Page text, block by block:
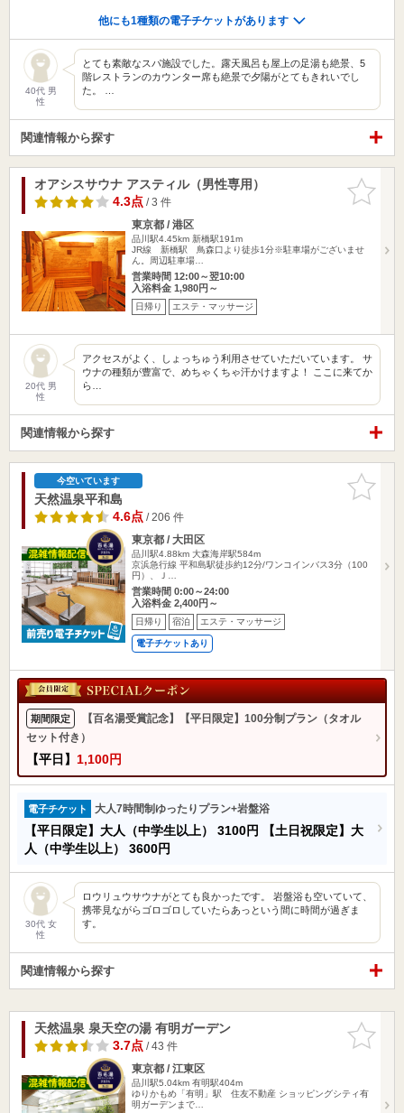
他にも1種類の電子チケットがあります
40代 男
性
とても素敵なスパ施設でした。露天風呂も屋上の足湯も絶景、5
階レストランのカウンター席も絶景で夕陽がとてもきれいでし
た。 …
関連情報から探す
お気に入
りに追加
オアシスサウナ アスティル（男性専用）
4.3点/ 3 件
東京都 / 港区
品川駅4.45km 新橋駅191m
JR線 新橋駅 鳥森口より徒歩1分※駐車場がございませ
ん。周辺駐車場…
営業時間 12:00～翌10:00
入浴料金 1,980円～
日帰り エステ・マッサージ
20代 男
性
アクセスがよく、しょっちゅう利用させていただいています。 サ
ウナの種類が豊富で、めちゃくちゃ汗かけますよ！ ここに来てか
ら…
関連情報から探す
お気に入
りに追加
今空いています
天然温泉平和島
4.6点/ 206 件
東京都 / 大田区
品川駅4.88km 大森海岸駅584m
京浜急行線 平和島駅徒歩約12分/ワンコインバス3分（100
円）、Ｊ…
営業時間 0:00～24:00
入浴料金 2,400円～
日帰り 宿泊 エステ・マッサージ
電子チケットあり
期間限定
【百名湯受賞記念】【平日限定】100分制プラン（タオル
セット付き）
【平日】 1,100円
電子チケット 大人7時間制ゆったりプラン+岩盤浴
【平日限定】大人（中学生以上） 3100円
【土日祝限定】大
人（中学生以上） 3600円
30代 女
性
ロウリュウサウナがとても良かったです。 岩盤浴も空いていて、
携帯見ながらゴロゴロしていたらあっという間に時間が過ぎま
す。
関連情報から探す
お気に入
りに追加
天然温泉 泉天空の湯 有明ガーデン
3.7点/ 43 件
東京都 / 江東区
品川駅5.04km 有明駅404m
ゆりかもめ「有明」駅 住友不動産 ショッピングシティ有
明ガーデンまで…